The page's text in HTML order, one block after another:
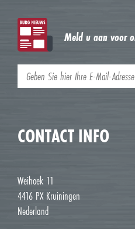
Meld u aan voor
CONTACT INFO
Weihoek 11
4416 PX Kruiningen
Nederland